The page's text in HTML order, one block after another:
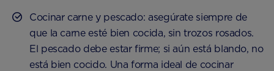
Cocinar carne y pescado: asegúrate siempre de
que la carne esté bien cocida, sin trozos rosados.
El pescado debe estar firme; si aún está blando, no
está bien cocido. Una forma ideal de cocinar